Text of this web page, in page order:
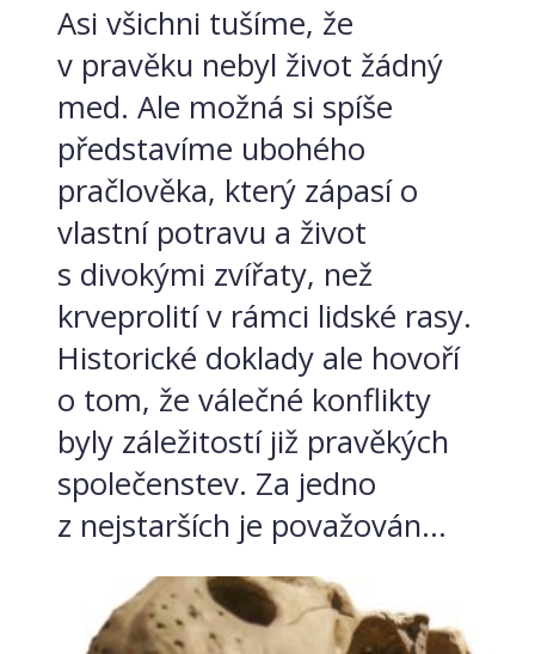
Asi všichni tušíme, že
v pravěku nebyl život žádný
med. Ale možná si spíše
představíme ubohého
pračlověka, který zápasí o
vlastní potravu a život
s divokými zvířaty, než
krveprolití v rámci lidské rasy.
Historické doklady ale hovoří
o tom, že válečné konflikty
byly záležitostí již pravěkých
společenstev. Za jedno
z nejstarších je považován...